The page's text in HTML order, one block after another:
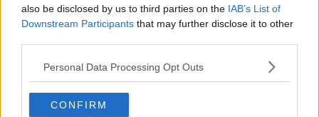
also be disclosed by us to third parties on the IAB’s List of
Downstream Participants that may further disclose it to other
Personal Data Processing Opt Outs
CONFIRM
Grande Fratello generalizzato, è vietato l’utilizzo di banche dati
biometriche create con raccolta massiva: inoltre sono previsti
elementi di formazione specifica per gli operatori di polizia e
possibilità di sperimentare nuove soluzioni di intelligenza artificiale
in ambienti ad alto rischio”, spiega ancora. L’utilizzo in tempo reale,
anche prima della commissione di reati, può avvenire in caso di